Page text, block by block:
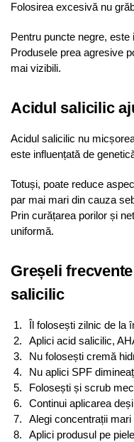
Folosirea excesivă nu
Pentru puncte negre,
Produsele prea agresive
mai vizibili.
Acidul salicilic
Acidul salicilic nu
este influențată de
Totuși, poate reduce
par mai mari din cauza
Prin curățarea porilor și
uniformă.
Greșeli
salicilic
Îl folosești zilnic de la
Aplici acid salicilic,
Nu folosești cremă
Nu aplici SPF
Folosești și scrub
Continui aplicarea
Alegi concentrații
Aplici produsul pe